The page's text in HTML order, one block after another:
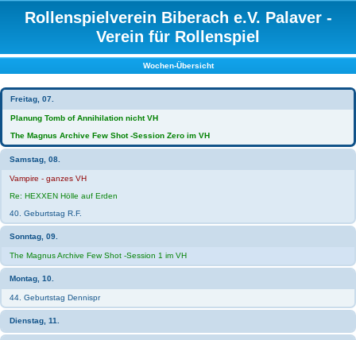
Rollenspielverein Biberach e.V. Palaver -
Verein für Rollenspiel
Wochen-Übersicht
Freitag, 07.
Planung Tomb of Annihilation nicht VH
The Magnus Archive Few Shot -Session Zero im VH
Samstag, 08.
Vampire - ganzes VH
Re: HEXXEN Hölle auf Erden
40. Geburtstag R.F.
Sonntag, 09.
The Magnus Archive Few Shot -Session 1 im VH
Montag, 10.
44. Geburtstag Dennispr
Dienstag, 11.